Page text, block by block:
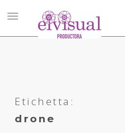
Caricamento
in
Etichetta:
drone